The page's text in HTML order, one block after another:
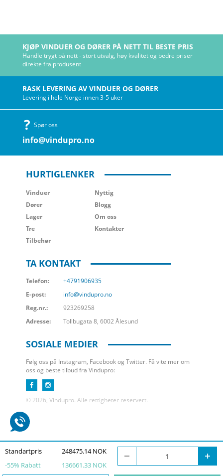
Standartpris
248475.14 NOK
-55% Rabatt 136661.33 NOK
KJØP VINDUER OG DØRER PÅ NETT TIL BESTE PRIS
Handle trygt på nett - stort utvalg, høy kvalitet og bedre priser
direkte fra produsent
RASK LEVERING AV VINDUER OG DØRER
Levering i hele Norge innen 3-5 uker
Spør oss
info@vindupro.no
HURTIGLENKER
Vinduer
Dører
Lager
Tre
Tilbehør
Nyttig
Blogg
Om oss
Kontakter
TA KONTAKT
Telefon:
+4791906935
E-post:
info@vindupro.no
Reg.nr.:
923269258
Adresse:
Tollbugata 8, 6002 Ålesund
SOSIALE MEDIER
Følg oss på Instagram, Facebook og Twitter. Få vite mer om
oss og beste tilbud fra Vindupro:
© 2026, Vindupro. Alle rettigheter reservert.